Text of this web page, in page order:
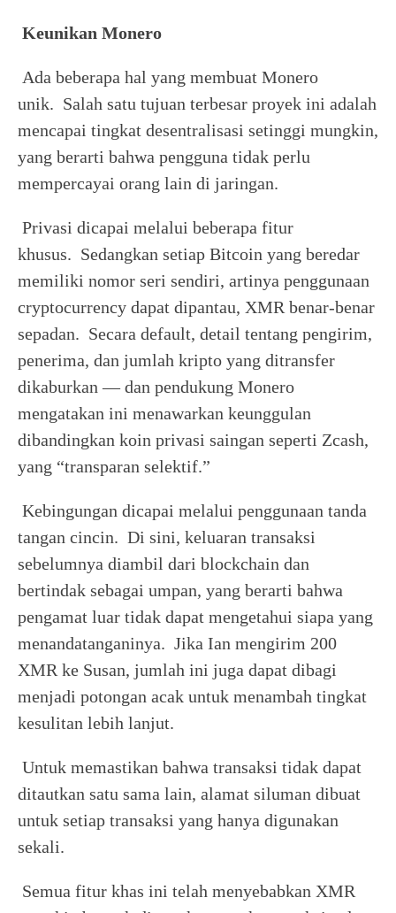
Keunikan Monero
Ada beberapa hal yang membuat Monero
unik. Salah satu tujuan terbesar proyek ini adalah
mencapai tingkat desentralisasi setinggi mungkin,
yang berarti bahwa pengguna tidak perlu
mempercayai orang lain di jaringan.
Privasi dicapai melalui beberapa fitur
khusus. Sedangkan setiap Bitcoin yang beredar
memiliki nomor seri sendiri, artinya penggunaan
cryptocurrency dapat dipantau, XMR benar-benar
sepadan. Secara default, detail tentang pengirim,
penerima, dan jumlah kripto yang ditransfer
dikaburkan — dan pendukung Monero
mengatakan ini menawarkan keunggulan
dibandingkan koin privasi saingan seperti Zcash,
yang “transparan selektif.”
Kebingungan dicapai melalui penggunaan tanda
tangan cincin. Di sini, keluaran transaksi
sebelumnya diambil dari blockchain dan
bertindak sebagai umpan, yang berarti bahwa
pengamat luar tidak dapat mengetahui siapa yang
menandatanganinya. Jika Ian mengirim 200
XMR ke Susan, jumlah ini juga dapat dibagi
menjadi potongan acak untuk menambah tingkat
kesulitan lebih lanjut.
Untuk memastikan bahwa transaksi tidak dapat
ditautkan satu sama lain, alamat siluman dibuat
untuk setiap transaksi yang hanya digunakan
sekali.
Semua fitur khas ini telah menyebabkan XMR